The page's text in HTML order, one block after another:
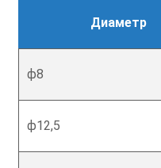
Диаметр
ф8
ф12,5